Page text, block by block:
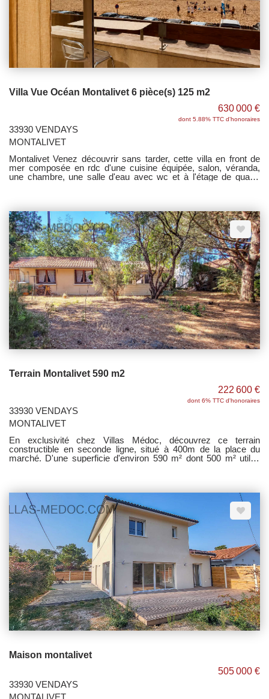
Villa Vue Océan Montalivet 6 pièce(s) 125 m2
630 000 €
dont 5.88% TTC d'honoraires
33930 VENDAYS
MONTALIVET
Montalivet Venez découvrir sans tarder, cette villa en front de
mer composée en rdc d'une cuisine équipée, salon, véranda,
une chambre, une salle d'eau avec wc et à l'étage de quatre
Terrain Montalivet 590 m2
222 600 €
dont 6% TTC d'honoraires
33930 VENDAYS
MONTALIVET
En exclusivité chez Villas Médoc, découvrez ce terrain
constructible en seconde ligne, situé à 400m de la place du
marché. D'une superficie d'environ 590 m² dont 500 m² utiles
renseignement complémentaire.
Maison montalivet
505 000 €
33930 VENDAYS